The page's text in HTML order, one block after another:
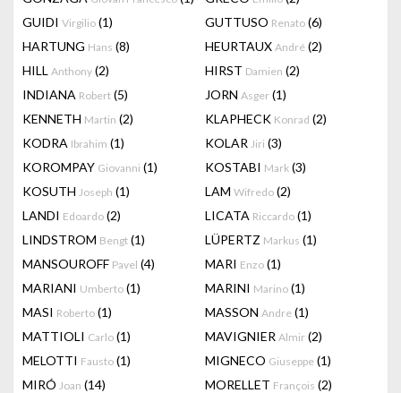
GUIDI Virgilio (1) GUTTUSO Renato (6)
HARTUNG Hans (8) HEURTAUX André (2)
HILL Anthony (2) HIRST Damien (2)
INDIANA Robert (5) JORN Asger (1)
KENNETH Martin (2) KLAPHECK Konrad (2)
KODRA Ibrahim (1) KOLAR Jiri (3)
KOROMPAY Giovanni (1) KOSTABI Mark (3)
KOSUTH Joseph (1) LAM Wifredo (2)
LANDI Edoardo (2) LICATA Riccardo (1)
LINDSTROM Bengt (1) LÜPERTZ Markus (1)
MANSOUROFF Pavel (4) MARI Enzo (1)
MARIANI Umberto (1) MARINI Marino (1)
MASI Roberto (1) MASSON Andre (1)
MATTIOLI Carlo (1) MAVIGNIER Almir (2)
MELOTTI Fausto (1) MIGNECO Giuseppe (1)
MIRÓ Joan (14) MORELLET François (2)